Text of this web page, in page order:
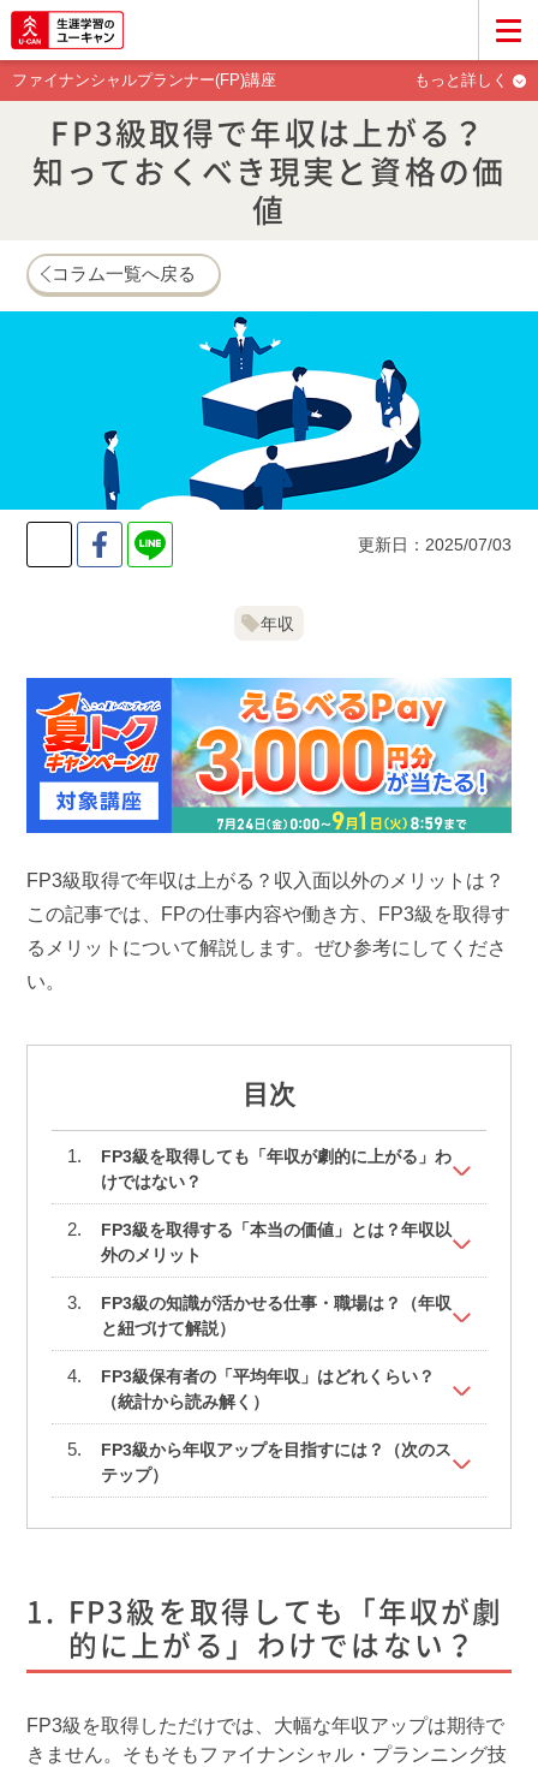
ファイナンシャルプランナー(FP)講座 もっと詳しく
FP3級取得で年収は上がる？
知っておくべき現実と資格の価
値
コラム一覧へ戻る
Facebook
LINE 更新日：2025/07/03
年収
FP3級取得で年収は上がる？収入面以外のメリットは？
この記事では、FPの仕事内容や働き方、FP3級を取得す
るメリットについて解説します。ぜひ参考にしてくださ
い。
目次
FP3級を取得しても「年収が劇的に上がる」わ
けではない？
FP3級を取得する「本当の価値」とは？年収以
外のメリット
FP3級の知識が活かせる仕事・職場は？（年収
と紐づけて解説）
FP3級保有者の「平均年収」はどれくらい？
（統計から読み解く）
FP3級から年収アップを目指すには？（次のス
テップ）
FP3級を取得しても「年収が劇
的に上がる」わけではない？
FP3級を取得しただけでは、大幅な年収アップは期待で
きません。そもそもファイナンシャル・プランニング技